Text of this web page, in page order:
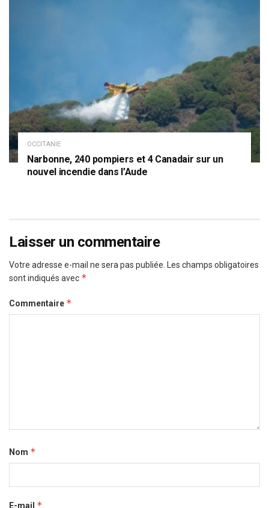
OCCITANIE
Narbonne, 240 pompiers et 4 Canadair sur un
nouvel incendie dans l’Aude
Laisser un commentaire
Votre adresse e-mail ne sera pas publiée. Les champs obligatoires
sont indiqués avec *
Commentaire *
Nom *
E-mail *